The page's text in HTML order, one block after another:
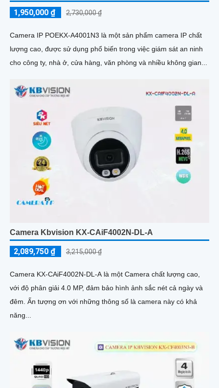
1,950,000 ₫ 2,730,000 ₫
Camera IP POEKX-A4001N3 là một sản phẩm camera IP chất
lượng cao, được sử dụng phổ biến trong việc giám sát an ninh
cho công ty, nhà ở, cửa hàng, văn phòng và nhiều không gian...
Camera Kbvision KX-CAiF4002N-DL-A
2,089,750 ₫ 3,215,000 ₫
Camera KX-CAiF4002N-DL-A là một Camera chất lượng cao,
với độ phân giải 4.0 MP, đảm bảo hình ảnh sắc nét cả ngày và
đêm. Ấn tượng ơn với những thông số là camera này có khả
năng...